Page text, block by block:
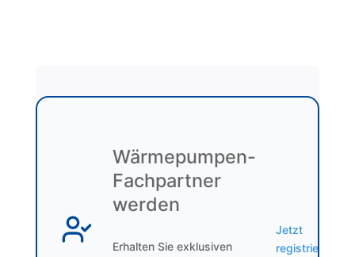
Wärmepumpen-
Fachpartner
werden
Erhalten Sie exklusiven
Jetzt
registrieren